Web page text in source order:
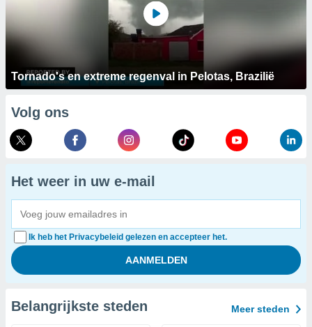
Tornado's en extreme regenval in Pelotas, Brazilië
Volg ons
Het weer in uw e-mail
Ik heb het Privacybeleid gelezen en accepteer het.
Belangrijkste steden Meer steden